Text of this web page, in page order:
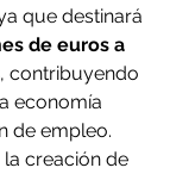
que destinará
de euros a
, contribuyendo
economía
de empleo.
creación de